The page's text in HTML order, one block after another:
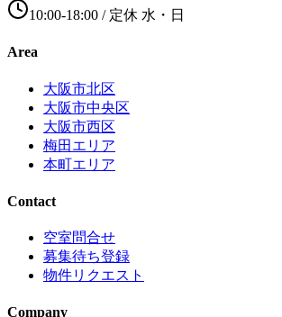
10:00-18:00 / 定休 水・日
Area
大阪市北区
大阪市中央区
大阪市西区
梅田エリア
本町エリア
Contact
空室問合せ
募集待ち登録
物件リクエスト
Company